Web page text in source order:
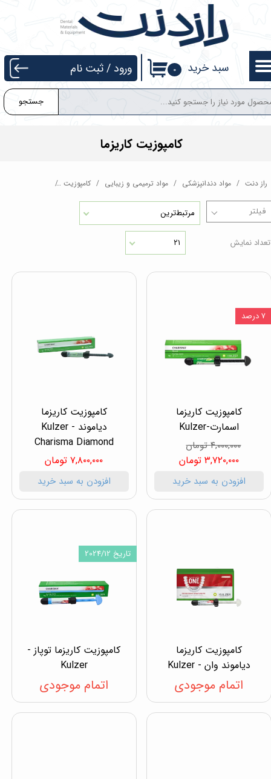
جستجو
۰ سبد خرید ورود /ثبت نام
حساب کاربری من
تغییر گذر واژه
سفارشات
خروج از حساب کاربری
کامپوزیت کاریزما
راز دنت مواد دندانپزشکی مواد ترمیمی و زیبایی کامپوزیت
مرتبط‌ترین
تعداد نمایش ۲۱
کامپوزیت کاریزما
اسمارت-Kulzer
۴,۰۰۰,۰۰۰ تومان
۳,۷۲۰,۰۰۰ تومان
افزودن به سبد خرید
۷ درصد
کامپوزیت کاریزما
دیاموند - Kulzer
Charisma Diamond
۷,۸۰۰,۰۰۰ تومان
افزودن به سبد خرید
کامپوزیت کاریزما
دیاموند وان - Kulzer
اتمام موجودی
کامپوزیت کاریزما توپاز -
Kulzer
اتمام موجودی
تاریخ 2024/12